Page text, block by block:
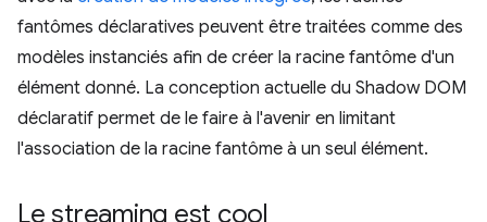
fantômes déclaratives peuvent être traitées comme des
modèles instanciés afin de créer la racine fantôme d'un
élément donné. La conception actuelle du Shadow DOM
déclaratif permet de le faire à l'avenir en limitant
l'association de la racine fantôme à un seul élément.
Le streaming est cool